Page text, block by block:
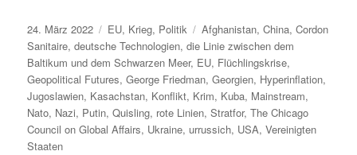
Veröffentlicht
am
24. März 2022 Kategorien
EU, Krieg, Politik Schlagwörter
Afghanistan,China,Cordon
Sanitaire,deutsche Technologien,die Linie zwischen dem
Baltikum und dem Schwarzen Meer, EU, Flüchlingskrise,
Geopolitical Futures,George Friedman,Georgien, Hyperinflation,
Jugoslawien, Kasachstan, Konflikt, Krim, Kuba, Mainstream,
Nato, Nazi, Putin,Quisling, rote Linien,Stratfor,The Chicago
Council on Global Affairs, Ukraine, urrussich, USA,Vereinigten
Staaten